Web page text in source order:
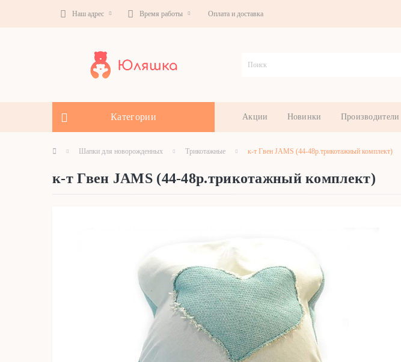
Наш адрес Время работы Оплата и доставка
Категории Акции Новинки Производители
Шапки для новорожденных Трикотажные к-т Гвен JAMS (44-48р.трикотажный комплект)
к-т Гвен JAMS (44-48р.трикотажный комплект)